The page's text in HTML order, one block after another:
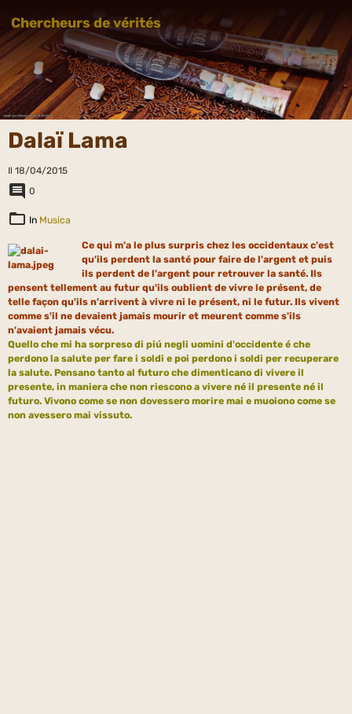
Chercheurs de vérités
Dalaï Lama
Il 18/04/2015
0
In Musica
Ce qui m'a le plus surpris chez les occidentaux c'est
qu'ils perdent la santé pour faire de l'argent et puis
ils perdent de l'argent pour retrouver la santé. Ils
pensent tellement au futur qu'ils oublient de vivre le présent, de
telle façon qu'ils n'arrivent à vivre ni le présent, ni le futur. Ils vivent
comme s'il ne devaient jamais mourir et meurent comme s'ils
n'avaient jamais vécu.
Quello che mi ha sorpreso di piú negli uomini d'occidente é che
perdono la salute per fare i soldi e poi perdono i soldi per recuperare
la salute. Pensano tanto al futuro che dimenticano di vivere il
presente, in maniera che non riescono a vivere né il presente né il
futuro. Vivono come se non dovessero morire mai e muoiono come se
non avessero mai vissuto.